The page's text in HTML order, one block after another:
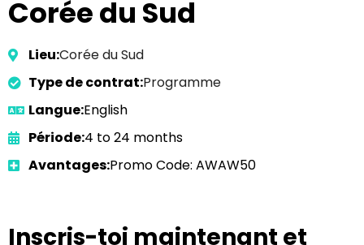
Corée du Sud
Lieu:Corée du Sud
Type de contrat:Programme
Langue:English
Période:4 to 24 months
Avantages:Promo Code: AWAW50
Inscris-toi maintenant et